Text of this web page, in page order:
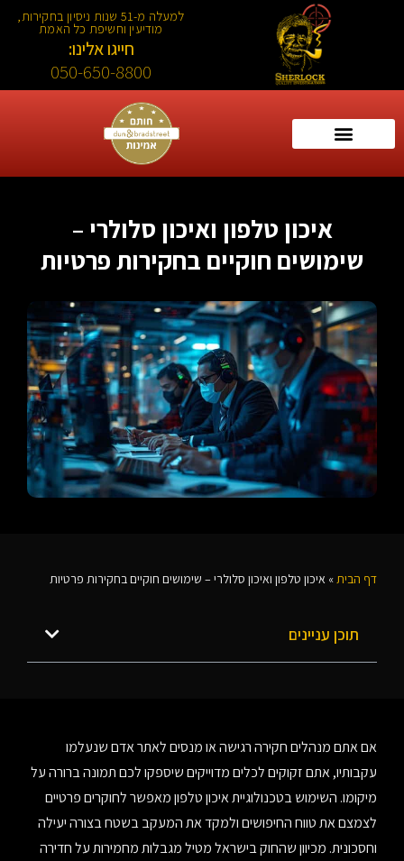
למעלה מ-51 שנות ניסיון בחקירות,
מודיעין וחשיפת כל האמת
חייגו אלינו:
050-650-8800
איכון טלפון ואיכון סלולרי –
שימושים חוקיים בחקירות פרטיות
דף הבית » איכון טלפון ואיכון סלולרי – שימושים חוקיים בחקירות פרטיות
תוכן עניינים
אם אתם מנהלים חקירה רגישה או מנסים לאתר אדם שנעלמו
עקבותיו, אתם זקוקים לכלים מדוייקים שיספקו לכם תמונה ברורה על
מיקומו. השימוש בטכנולוגיית איכון טלפון מאפשר לחוקרים פרטיים
לצמצם את טווח החיפושים ולמקד את המעקב בשטח בצורה יעילה
וחסכונית. מכיוון שהחוק בישראל מטיל מגבלות מחמירות על חדירה